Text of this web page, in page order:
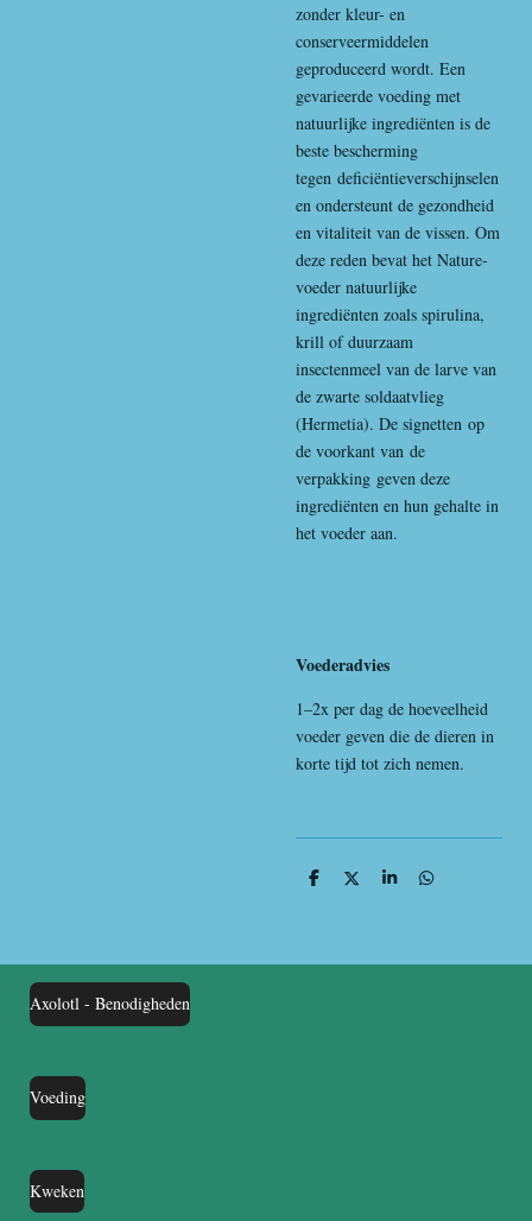
zonder kleur- en
conserveermiddelen
geproduceerd wordt. Een
gevarieerde voeding met
natuurlijke ingrediënten is de
beste bescherming
tegen deficiëntieverschijnselen
en ondersteunt de gezondheid
en vitaliteit van de vissen. Om
deze reden bevat het Nature-
voeder natuurlijke
ingrediënten zoals spirulina,
krill of duurzaam
insectenmeel van de larve van
de zwarte soldaatvlieg
(Hermetia). De signetten op
de voorkant van de
verpakking geven deze
ingrediënten en hun gehalte in
het voeder aan.
Voederadvies
1–2x per dag de hoeveelheid
voeder geven die de dieren in
korte tijd tot zich nemen.
D
D
S
D
Axolotl - Benodigheden
Voeding
Kweken